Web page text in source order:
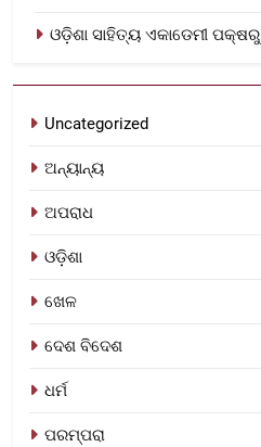
ଓଡ଼ିଶା ସାହିତ୍ୟ ଏକାଡେମୀ
Uncategorized
ଅନ୍ୟାନ୍ୟ
ଅପରାଧ
ଓଡ଼ିଶା
ଖେଳ
ଦେଶ ବିଦେଶ
ଧର୍ମ
ପରମ୍ପରା